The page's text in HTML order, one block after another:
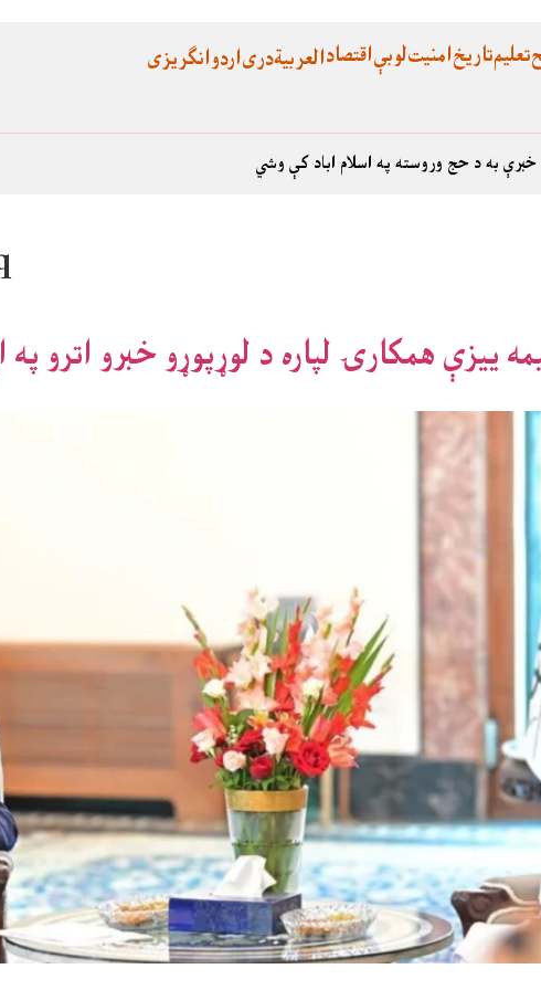
اقتصادلوبېامنیتتاریختعلیم انگریزیاردودریالعربية
به د حج وروسته په اسلام اباد کې وشي
ییزې همکارۍ لپاره د لوړپوړو خبرو اترو په